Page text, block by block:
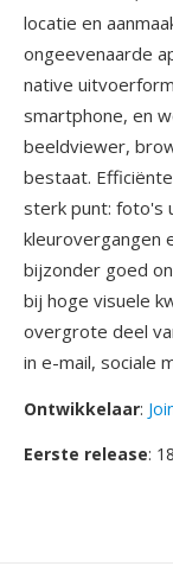
locatie en
ongeevenaarde
native
smartphone, en
beeldviewer,
bestaat.
sterk punt: foto's
kleurovergangen
bijzonder goed
bij hoge visuele
overgrote deel
in e-mail, sociale
Ontwikkelaar:
Eerste release: